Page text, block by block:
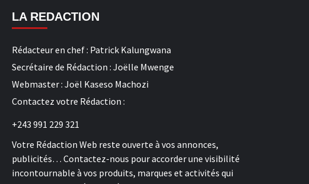
LA REDACTION
Rédacteur en chef : Patrick Kalungwana
Secrétaire de Rédaction : Joëlle Mwenge
Webmaster : Joël Kaseso Machozi
Contactez votre Rédaction :
+243 991 229 321
Votre Rédaction Web reste ouverte à vos annonces,
publicités… Contactez-nous pour accorder une visibilité
incontournable à vos produits, marques et activités qui